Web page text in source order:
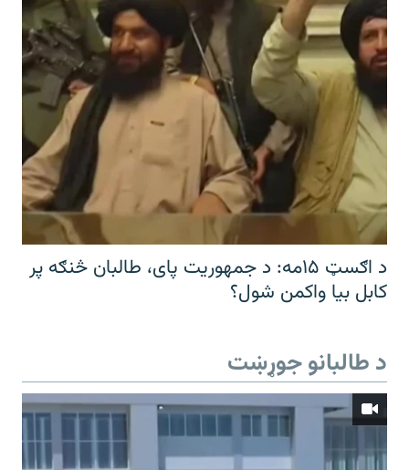
د اګسټ ۱۵مه: د جمهوریت پای، طالبان څنګه پر
کابل بیا واکمن شول؟
د طالبانو جوړښت